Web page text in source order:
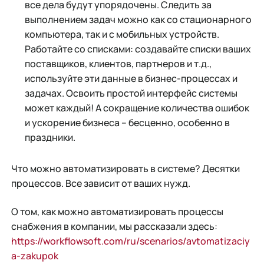
все дела будут упорядочены. Следить за
выполнением задач можно как со стационарного
компьютера, так и с мобильных устройств.
Работайте со списками: создавайте списки ваших
поставщиков, клиентов, партнеров и т.д.,
используйте эти данные в бизнес-процессах и
задачах. Освоить простой интерфейс системы
может каждый! А сокращение количества ошибок
и ускорение бизнеса – бесценно, особенно в
праздники.
Что можно автоматизировать в системе? Десятки
процессов. Все зависит от ваших нужд.
О том, как можно автоматизировать процессы
снабжения в компании, мы рассказали здесь:
https://workflowsoft.com/ru/scenarios/avtomatizaciy
a-zakupok